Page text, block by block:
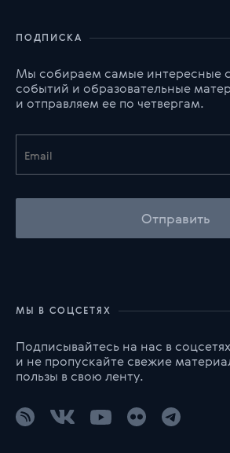
ПОДПИСКА
Мы собираем самые интересные
событий и образовательные
и отправляем ее по четвергам.
Отправить
МЫ В СОЦСЕТЯХ
Подписывайтесь на нас в соцсетях
и не пропускайте свежие
пользы в свою ленту.